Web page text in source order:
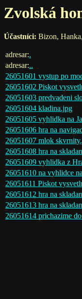
Zvolská
Účastníci: Bizon,
adresar:.
adresar:..
26051601 vystup po
26051602 Piskot
26051603 predvadeni
26051604 kladina.jpg
26051605 vyhlidka na
26051606 hra na
26051607 mlok
26051608 hra na
26051609 vyhlidka z
26051610 na vyhlidce
26051611 Piskot
26051612 hra na
26051613 hra na
26051614 prichazime